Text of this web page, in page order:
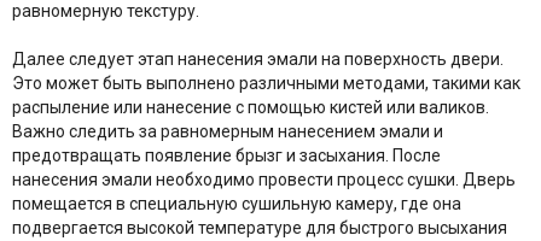
равномерную текстуру.
Далее следует этап нанесения эмали на поверхность двери.
Это может быть выполнено различными методами, такими как
распыление или нанесение с помощью кистей или валиков.
Важно следить за равномерным нанесением эмали и
предотвращать появление брызг и засыхания. После
нанесения эмали необходимо провести процесс сушки. Дверь
помещается в специальную сушильную камеру, где она
подвергается высокой температуре для быстрого высыхания